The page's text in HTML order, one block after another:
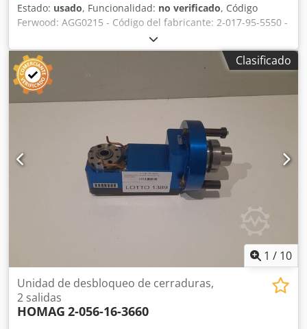
Estado: usado, Funcionalidad: no verificado, Código
Ferwood: AGG0215 - Código del fabricante: 2-017-95-5550 -
Estado: Usado - Funcionalidad: No probado - Máquina
compatible: CNC HOMAG - WEEKE - Si está interesado,
ofrecemos un servicio de reacondicionamiento; póngase
en contacto con nosotros. Cedpfx Ajzmht Aohbsha
Clasificado
1 / 10
Unidad de desbloqueo de cerraduras,
2 salidas
HOMAG 2-056-16-3660